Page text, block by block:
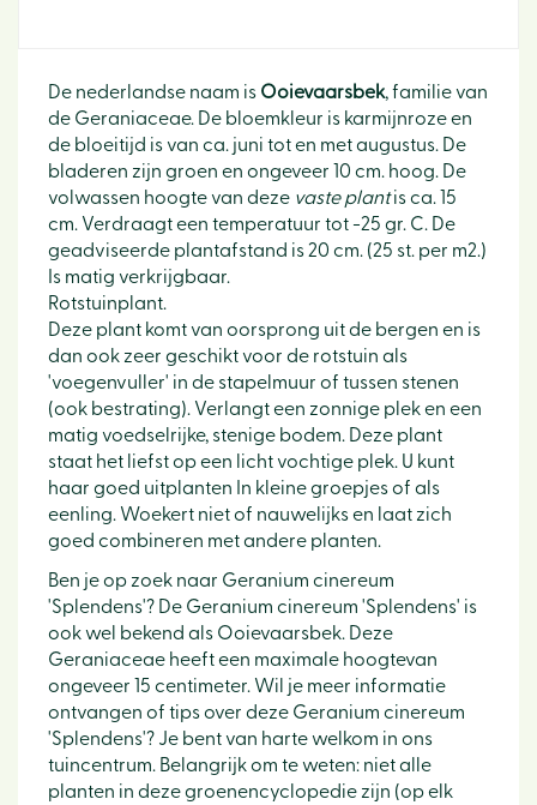
De nederlandse naam is Ooievaarsbek, familie van
de Geraniaceae. De bloemkleur is karmijnroze en
de bloeitijd is van ca. juni tot en met augustus. De
bladeren zijn groen en ongeveer 10 cm. hoog. De
volwassen hoogte van deze vaste plantis ca. 15
cm. Verdraagt een temperatuur tot -25 gr. C. De
geadviseerde plantafstand is 20 cm. (25 st. per m2.)
Is matig verkrijgbaar.
Rotstuinplant.
Deze plant komt van oorsprong uit de bergen en is
dan ook zeer geschikt voor de rotstuin als
'voegenvuller' in de stapelmuur of tussen stenen
(ook bestrating). Verlangt een zonnige plek en een
matig voedselrijke, stenige bodem. Deze plant
staat het liefst op een licht vochtige plek. U kunt
haar goed uitplanten In kleine groepjes of als
eenling. Woekert niet of nauwelijks en laat zich
goed combineren met andere planten.
Ben je op zoek naar Geranium cinereum
'Splendens'? De Geranium cinereum 'Splendens' is
ook wel bekend als Ooievaarsbek. Deze
Geraniaceae heeft een maximale hoogtevan
ongeveer 15 centimeter. Wil je meer informatie
ontvangen of tips over deze Geranium cinereum
'Splendens'? Je bent van harte welkom in ons
tuincentrum. Belangrijk om te weten: niet alle
planten in deze groenencyclopedie zijn (op elk